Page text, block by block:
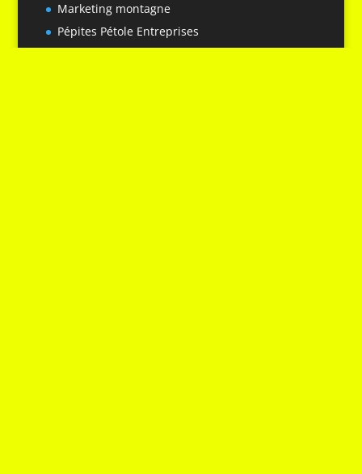
Marketing montagne
Pépites Pétole Entreprises